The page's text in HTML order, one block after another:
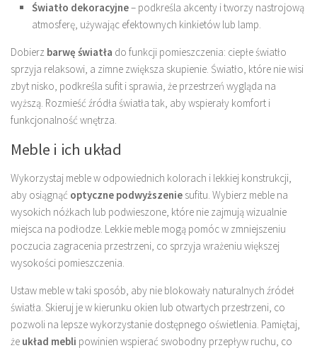
Światło dekoracyjne– podkreśla akcenty i tworzy nastrojową
atmosferę, używając efektownych kinkietów lub lamp.
Dobierz barwę światła do funkcji pomieszczenia: ciepłe światło
sprzyja relaksowi, a zimne zwiększa skupienie. Światło, które nie wisi
zbyt nisko, podkreśla sufit i sprawia, że przestrzeń wygląda na
wyższą. Rozmieść źródła światła tak, aby wspierały komfort i
funkcjonalność wnętrza.
Meble i ich układ
Wykorzystaj meble w odpowiednich kolorach i lekkiej konstrukcji,
aby osiągnąć optyczne podwyższenie sufitu. Wybierz meble na
wysokich nóżkach lub podwieszone, które nie zajmują wizualnie
miejsca na podłodze. Lekkie meble mogą pomóc w zmniejszeniu
poczucia zagracenia przestrzeni, co sprzyja wrażeniu większej
wysokości pomieszczenia.
Ustaw meble w taki sposób, aby nie blokowały naturalnych źródeł
światła. Skieruj je w kierunku okien lub otwartych przestrzeni, co
pozwoli na lepsze wykorzystanie dostępnego oświetlenia. Pamiętaj,
że układ mebli powinien wspierać swobodny przepływ ruchu, co